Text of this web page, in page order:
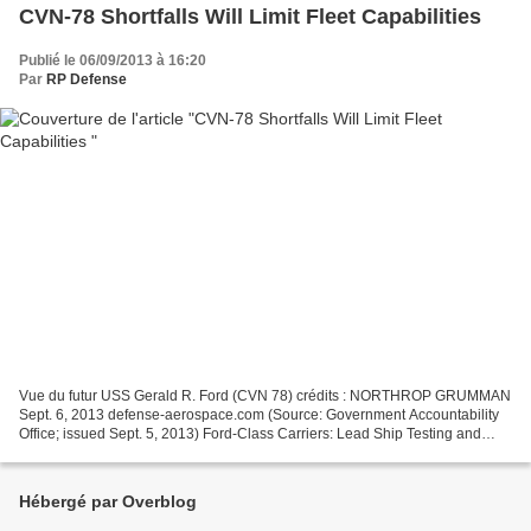
CVN-78 Shortfalls Will Limit Fleet Capabilities
Publié le 06/09/2013 à 16:20
Par RP Defense
Vue du futur USS Gerald R. Ford (CVN 78) crédits : NORTHROP GRUMMAN
Sept. 6, 2013 defense-aerospace.com (Source: Government Accountability
Office; issued Sept. 5, 2013) Ford-Class Carriers: Lead Ship Testing and
Hébergé par Overblog